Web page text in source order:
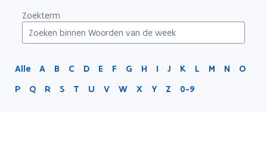
Zoekterm
Alle A B C D E F G H I J K L M N
O
P
Q R S T U V W X Y Z 0-9